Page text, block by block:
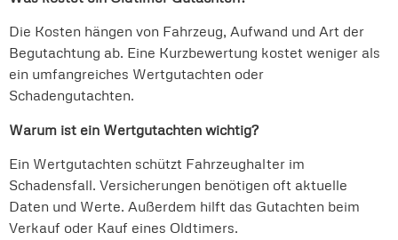
Die Kosten hängen von Fahrzeug, Aufwand und Art der
Begutachtung ab. Eine Kurzbewertung kostet weniger als
ein umfangreiches Wertgutachten oder
Schadengutachten.
Warum ist ein Wertgutachten wichtig?
Ein Wertgutachten schützt Fahrzeughalter im
Schadensfall. Versicherungen benötigen oft aktuelle
Daten und Werte. Außerdem hilft das Gutachten beim
Verkauf oder Kauf eines Oldtimers.